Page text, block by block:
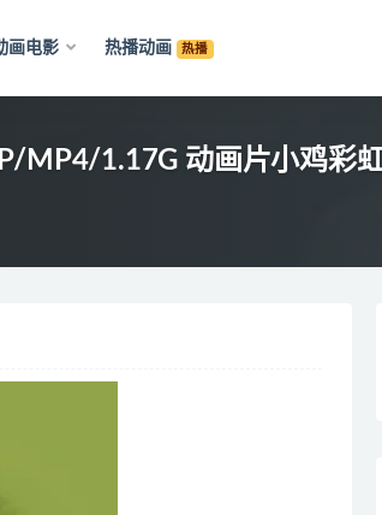
画电影 热播动画 热播
MP4/1.17G 动画片小鸡彩